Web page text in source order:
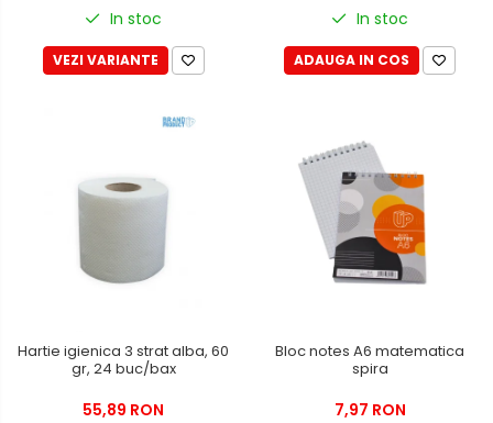
In stoc
VEZI VARIANTE
In stoc
ADAUGA IN COS
Hartie igienica 3 strat alba, 60
gr, 24 buc/bax
55,89 RON
Bloc notes A6 matematica
spira
7,97 RON